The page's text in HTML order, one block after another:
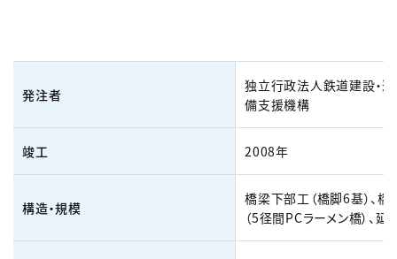
発注者
独立行政法人鉄道建設・
備支援機構
竣工 2008年
構造・規模
橋梁下部工（橋脚6基）、
（5径間PCラーメン橋）、